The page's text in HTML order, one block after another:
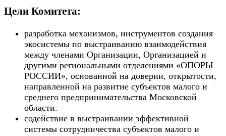
Цели Комитета:
разработка механизмов, инструментов создания
экосистемы по выстраиванию взаимодействия
между членами Организации, Организацией и
другими региональными отделениями «ОПОРЫ
РОССИИ», основанной на доверии, открытости,
направленной на развитие субъектов малого и
среднего предпринимательства Московской
области.
содействие в выстраивании эффективной
системы сотрудничества субъектов малого и